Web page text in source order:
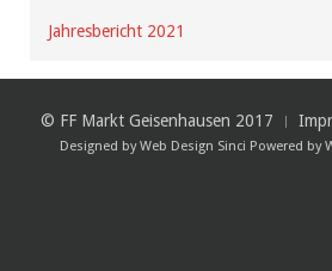
Jahresbericht 2021
© FF Markt Geisenhausen 2017
Designed byWeb Design Sinci Powered by